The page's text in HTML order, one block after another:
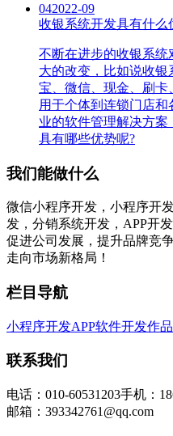
042022-09
收银系统开发具有什么
不断在进步的收银系统
大的改变，比如说收
宝、微信、现金、刷
用于个体到连锁门店
业的软件管理解决方
具有哪些优势呢?
我们能做什么
微信小程序开发，小程序开
发，分销系统开发，APP开
促进公司发展，提升品牌竞
走向市场新格局！
栏目导航
小程序开发APP软件开发作
联系我们
电话：010-60531203手机：
邮箱：393342761@qq.com